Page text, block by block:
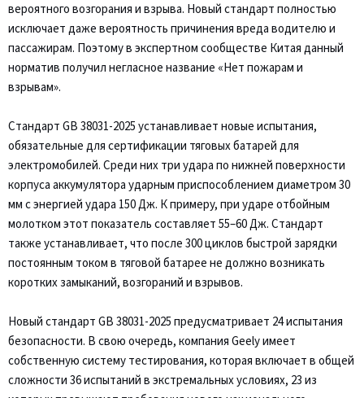
вероятного возгорания и взрыва. Новый стандарт полностью
исключает даже вероятность причинения вреда водителю и
пассажирам. Поэтому в экспертном сообществе Китая данный
норматив получил негласное название «Нет пожарам и
взрывам».
Стандарт GB 38031-2025 устанавливает новые испытания,
обязательные для сертификации тяговых батарей для
электромобилей. Среди них три удара по нижней поверхности
корпуса аккумулятора ударным приспособлением диаметром 30
мм с энергией удара 150 Дж. К примеру, при ударе отбойным
молотком этот показатель составляет 55–60 Дж. Стандарт
также устанавливает, что после 300 циклов быстрой зарядки
постоянным током в тяговой батарее не должно возникать
коротких замыканий, возгораний и взрывов.
Новый стандарт GB 38031-2025 предусматривает 24 испытания
безопасности. В свою очередь, компания Geely имеет
собственную систему тестирования, которая включает в общей
сложности 36 испытаний в экстремальных условиях, 23 из